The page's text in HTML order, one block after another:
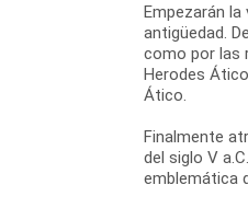
Empezarán
antigüedad.
como por las
Herodes
Ático.
Finalmente
del siglo V
emblemática